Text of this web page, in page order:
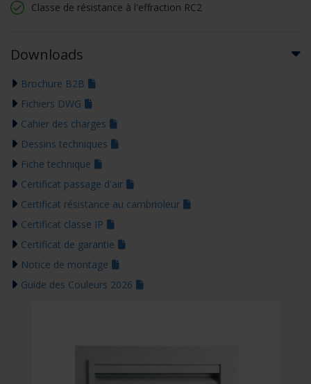
Classe de résistance à l'effraction RC2
Downloads
Brochure B2B
Fichiers DWG
Cahier des charges
Dessins techniques
Fiche technique
Certificat passage d'air
Certificat résistance au cambrioleur
Certificat classe IP
Certificat de garantie
Notice de montage
Guide des Couleurs 2026